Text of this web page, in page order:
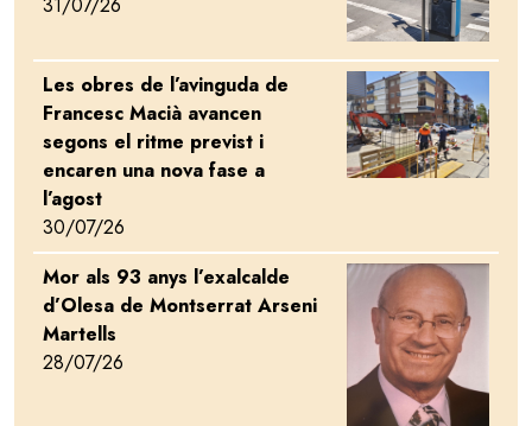
31/07/26
Les obres de l’avinguda de
Francesc Macià avancen
segons el ritme previst i
encaren una nova fase a
l’agost
30/07/26
Image
Mor als 93 anys l’exalcalde
d’Olesa de Montserrat Arseni
Martells
28/07/26
Image